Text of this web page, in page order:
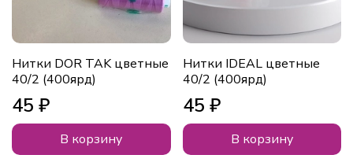
Нитки DOR TAK цветные
40/2 (400ярд)
45 ₽
В корзину
Нитки IDEAL цветные
40/2 (400ярд)
45 ₽
В корзину